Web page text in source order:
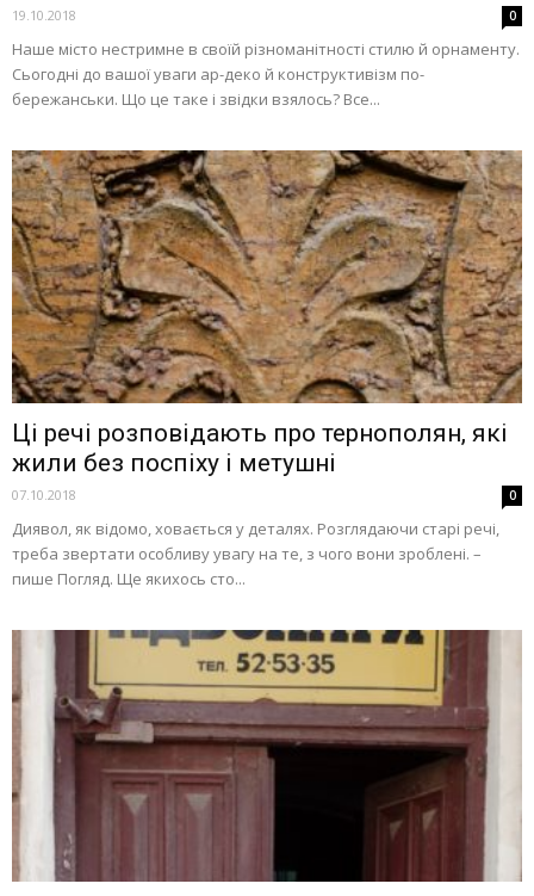
19.10.2018 0
Наше місто нестримне в своїй різноманітності стилю й орнаменту.
Сьогодні до вашої уваги ар-деко й конструктивізм по-
бережанськи. Що це таке і звідки взялось? Все...
Ці речі розповідають про тернополян, які
жили без поспіху і метушні
07.10.2018 0
Диявол, як відомо, ховається у деталях. Розглядаючи старі речі,
треба звертати особливу увагу на те, з чого вони зроблені. –
пише Погляд. Ще якихось сто...